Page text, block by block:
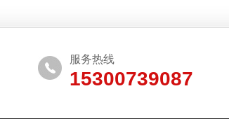
服务热线
15300739087